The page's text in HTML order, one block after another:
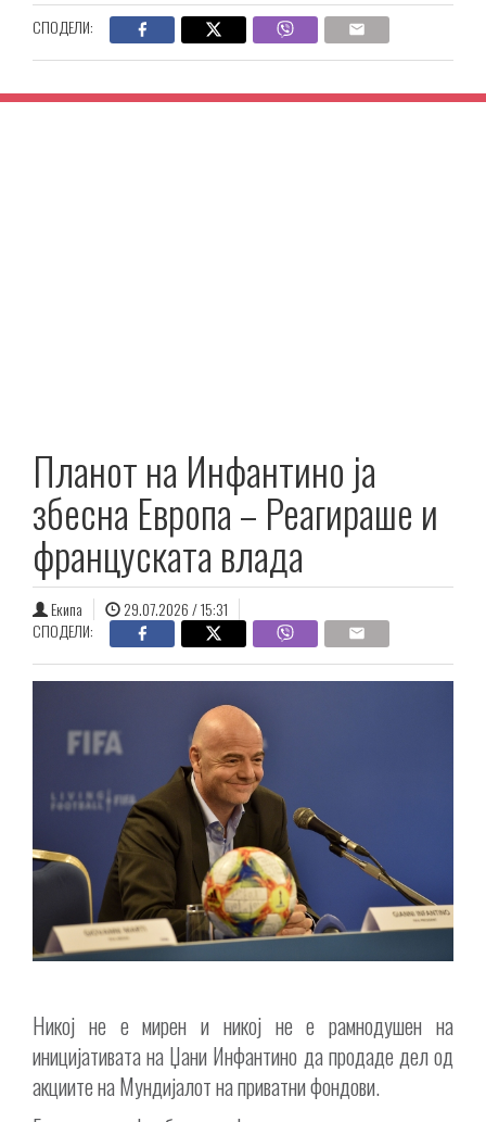
СПОДЕЛИ:
Планот на Инфантино ја
збесна Европа – Реагираше и
француската влада
Екипа
29.07.2026 / 15:31
СПОДЕЛИ:
Никој не е мирен и никој не е рамнодушен на
иницијативата на Џани Инфантино да продаде дел од
акциите на Мундијалот на приватни фондови.